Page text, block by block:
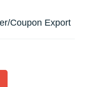
Coupon Export